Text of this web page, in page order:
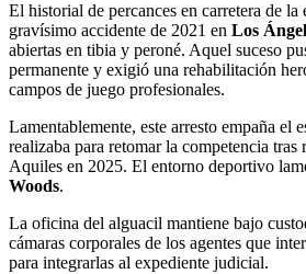
El historial de percances en carretera de la
gravísimo accidente de 2021 en Los
abiertas en tibia y peroné. Aquel suceso
permanente y exigió una rehabilitación
campos de juego profesionales.
Lamentablemente, este arresto empaña el
realizaba para retomar la competencia tras
Aquiles en 2025. El entorno deportivo
Woods.
La oficina del alguacil mantiene bajo
cámaras corporales de los agentes que
para integrarlas al expediente judicial.